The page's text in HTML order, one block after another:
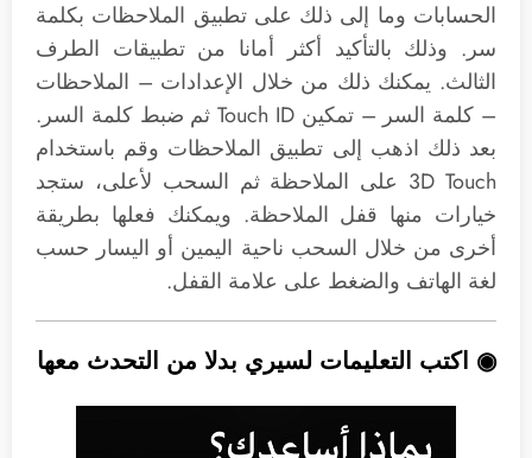
الحسابات وما إلى ذلك على تطبيق الملاحظات بكلمة
سر. وذلك بالتأكيد أكثر أمانا من تطبيقات الطرف
الثالث. يمكنك ذلك من خلال الإعدادات – الملاحظات
– كلمة السر – تمكين Touch ID ثم ضبط كلمة السر.
بعد ذلك اذهب إلى تطبيق الملاحظات وقم باستخدام
3D Touch على الملاحظة ثم السحب لأعلى، ستجد
خيارات منها قفل الملاحظة. ويمكنك فعلها بطريقة
أخرى من خلال السحب ناحية اليمين أو اليسار حسب
لغة الهاتف والضغط على علامة القفل.
◉ اكتب التعليمات لسيري بدلا من التحدث معها